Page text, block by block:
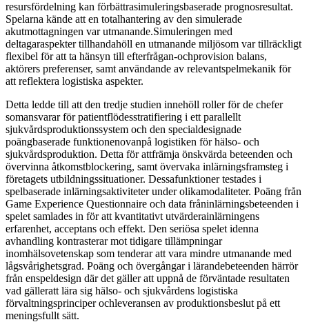
resursfördelning kan förbättrasimuleringsbaserade prognosresultat.
Spelarna kände att en totalhantering av den simulerade
akutmottagningen var utmanande.Simuleringen med
deltagaraspekter tillhandahöll en utmanande miljösom var tillräckligt
flexibel för att ta hänsyn till efterfrågan-ochprovision balans,
aktörers preferenser, samt användande av relevantspelmekanik för
att reflektera logistiska aspekter.
Detta ledde till att den tredje studien innehöll roller för de chefer
somansvarar för patientflödesstratifiering i ett parallellt
sjukvårdsproduktionssystem och den specialdesignade
poängbaserade funktionenovanpå logistiken för hälso- och
sjukvårdsproduktion. Detta för attfrämja önskvärda beteenden och
övervinna åtkomstblockering, samt övervaka inlärningsframsteg i
företagets utbildningssituationer. Dessafunktioner testades i
spelbaserade inlärningsaktiviteter under olikamodaliteter. Poäng från
Game Experience Questionnaire och data fråninlärningsbeteenden i
spelet samlades in för att kvantitativt utvärderainlärningens
erfarenhet, acceptans och effekt. Den seriösa spelet idenna
avhandling kontrasterar mot tidigare tillämpningar
inomhälsovetenskap som tenderar att vara mindre utmanande med
lågsvårighetsgrad. Poäng och övergångar i lärandebeteenden härrör
från enspeldesign där det gäller att uppnå de förväntade resultaten
vad gälleratt lära sig hälso- och sjukvårdens logistiska
förvaltningsprinciper ochleveransen av produktionsbeslut på ett
meningsfullt sätt.